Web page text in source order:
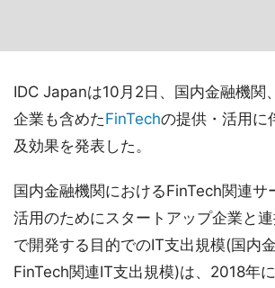
IDC Japanは10月2日、国内金融機関
企業も含めたFinTechの提供・活用に
及効果を発表した。
国内金融機関におけるFinTech関連サ
活用のためにスタートアップ企業と
で開発する目的でのIT支出規模(国内
FinTech関連IT支出規模)は、2018年